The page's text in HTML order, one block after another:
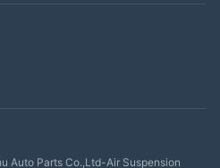
Auto Parts Co.,Ltd-Air Suspension